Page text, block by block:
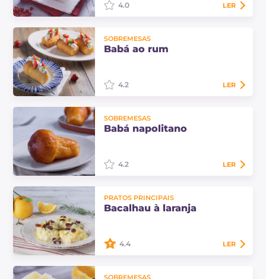
creme de confeiteiro e groselha são
pandorinhos recheados, deliciosos
4.0 LER
SOBREMESAS
Babá ao rum
sobremesa napolitana com massa
macia e esponjosa, embebida em
4.2 LER
SOBREMESAS
Babá napolitano
verdadeiro babá napolitano em
casa com a receita do histórico Caffè
4.2 LER
PRATOS PRINCIPAIS
Bacalhau à laranja
4.4 LER
SOBREMESAS